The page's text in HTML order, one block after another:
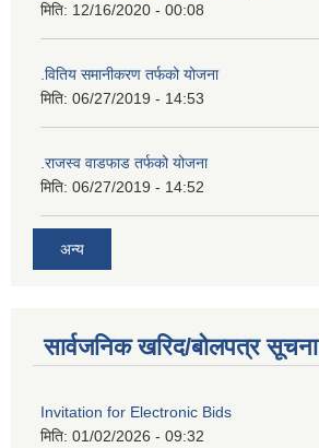
मिति: 12/16/2020 - 00:08
.वितिय समानीकरण तर्फको योजना
मिति: 06/27/2019 - 14:53
.राजस्व वाडफाड तर्फको योजना
मिति: 06/27/2019 - 14:52
अन्य
सार्वजनिक खरिद/बोलपत्र सूचना
Invitation for Electronic Bids
मिति: 01/02/2026 - 09:32